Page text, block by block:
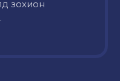
зохион